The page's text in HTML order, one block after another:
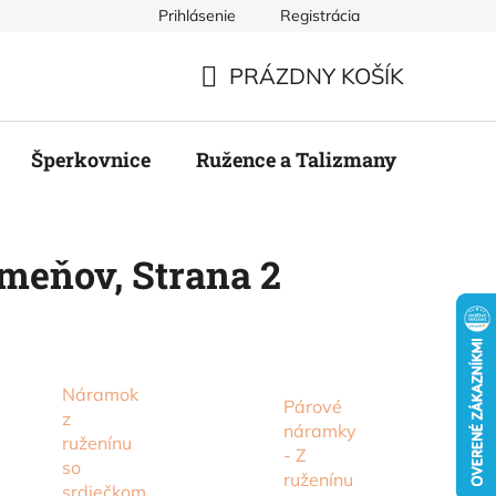
Podmienky ochrany osobných údajov
Prihlásenie Registrácia
KOŠÍK
PRÁZDNY KOŠÍK
Šperkovnice Ružence a Talizmany
, Strana 2
Náramok
z
ruženínu
so
srdiečkom
Párové
náramky
- Z
ruženínu